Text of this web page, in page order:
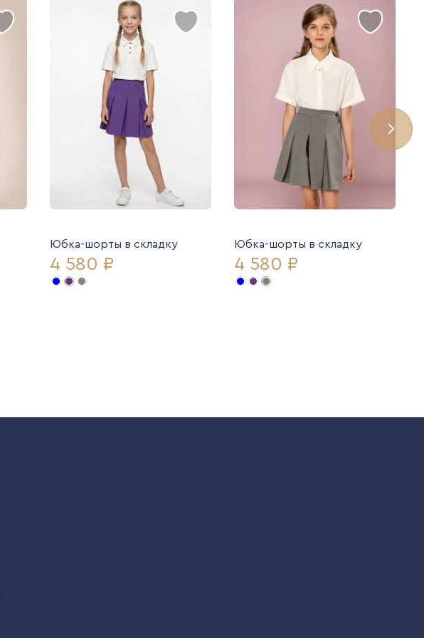
Юбка-шорты в складку
4 580 ₽
Юбка-шорты в складку
4 580 ₽